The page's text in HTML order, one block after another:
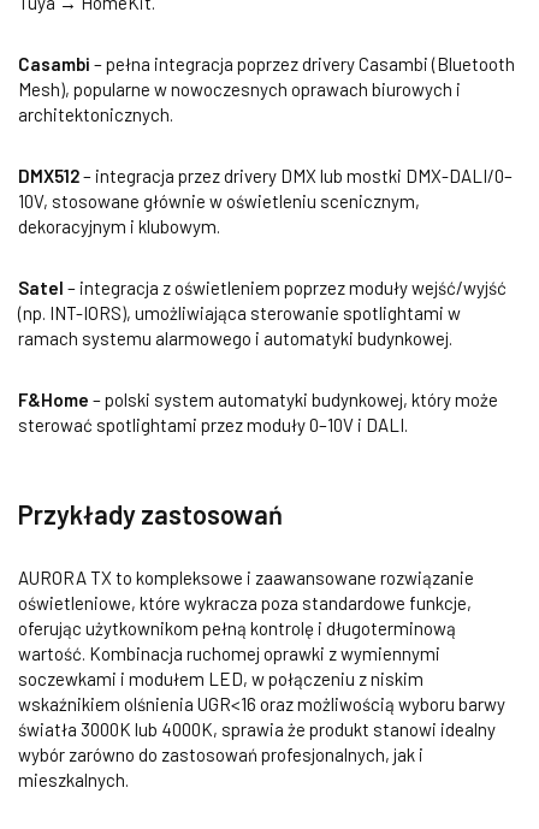
Casambi – pełna integracja poprzez drivery Casambi (Bluetooth
Mesh), popularne w nowoczesnych oprawach biurowych i
architektonicznych.
DMX512– integracja przez drivery DMX lub mostki DMX-DALI/0–
10V, stosowane głównie w oświetleniu scenicznym,
dekoracyjnym i klubowym.
Satel – integracja z oświetleniem poprzez moduły wejść/wyjść
(np. INT-IORS), umożliwiająca sterowanie spotlightami w
ramach systemu alarmowego i automatyki budynkowej.
F&Home – polski system automatyki budynkowej, który może
sterować spotlightami przez moduły 0–10V i DALI.
Przykłady zastosowań
AURORA TX to kompleksowe i zaawansowane rozwiązanie
oświetleniowe, które wykracza poza standardowe funkcje,
oferując użytkownikom pełną kontrolę i długoterminową
wartość. Kombinacja ruchomej oprawki z wymiennymi
soczewkami i modułem LED, w połączeniu z niskim
wskaźnikiem olśnienia UGR<16 oraz możliwością wyboru barwy
światła 3000K lub 4000K, sprawia że produkt stanowi idealny
wybór zarówno do zastosowań profesjonalnych, jak i
mieszkalnych.